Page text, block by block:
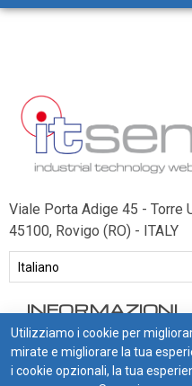
Viale Porta Adige 45 - Torre
45100, Rovigo (RO) - ITALY
INFORMAZIONI
BISOGNO DI
Sonde combinate ambiente
Sonde combinate da
LUCE
MOVIMENTO
Sensori di luminosità
Sensori di movimento
Sensori di luminosità e
Sensori di luminosità
temperatura
Utilizziamo i cookie per
mirate e migliorare la tua
i cookie opzionali, la tua